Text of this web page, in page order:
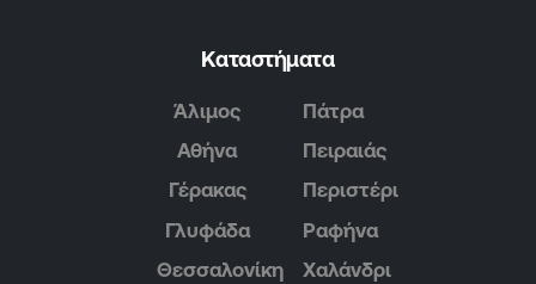
Καταστήματα
Άλιμος
Αθήνα
Γέρακας
Γλυφάδα
Θεσσαλονίκη
Πάτρα
Πειραιάς
Περιστέρι
Ραφήνα
Χαλάνδρι